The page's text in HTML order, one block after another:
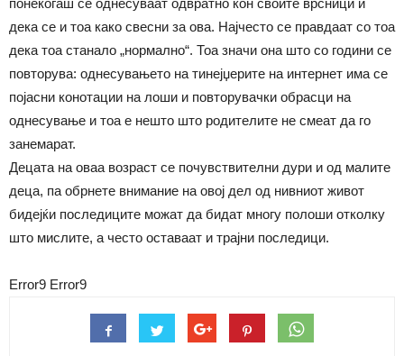
понекогаш се однесуваат одвратно кон своите врсници и
дека се и тоа како свесни за ова. Најчесто се правдаат со тоа
дека тоа станало „нормално“. Тоа значи она што со години се
повторува: однесувањето на тинејџерите на интернет има се
појасни конотации на лоши и повторувачки обрасци на
однесување и тоа е нешто што родителите не смеат да го
занемарат.
Децата на оваа возраст се почувствителни дури и од малите
деца, па обрнете внимание на овој дел од нивниот живот
бидејќи последиците можат да бидат многу полоши отколку
што мислите, а често оставаат и трајни последици.
Error9 Error9